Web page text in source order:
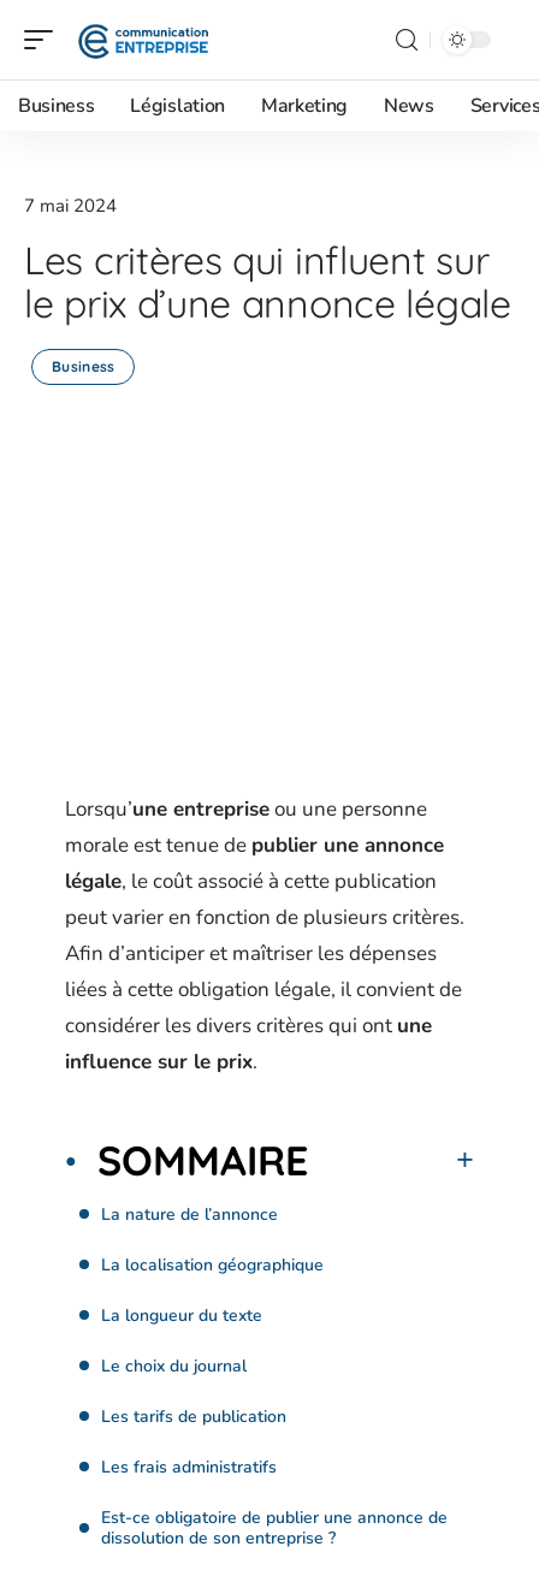
Business Législation Marketing News
7 mai 2024
Les critères qui influent sur
le prix d’une annonce légale
Business
Lorsqu’une entrepriseou une personne
morale est tenue de publier une annonce
légale, le coût associé à cette publication
peut varier en fonction de plusieurs critères.
Afin d’anticiper et maîtriser les dépenses
liées à cette obligation légale, il convient de
considérer les divers critères qui ont une
influence sur le prix.
SOMMAIRE
La nature de l’annonce
La localisation géographique
La longueur du texte
Le choix du journal
Les tarifs de publication
Les frais administratifs
Est-ce obligatoire de publier une annonce de
dissolution de son entreprise ?